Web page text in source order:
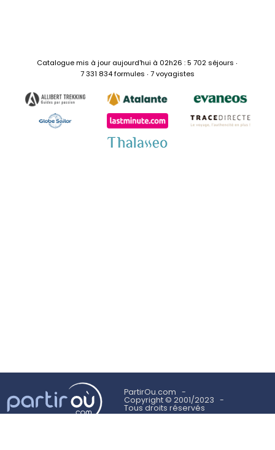
Catalogue mis à jour aujourd'hui à 02h26 : 5 702 séjours ‧
7 331 834 formules ‧ 7 voyagistes
PartirOu.com
Copyright © 2001/2023
Tous droits réservés